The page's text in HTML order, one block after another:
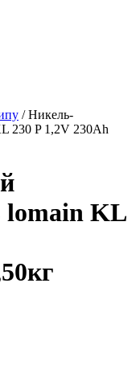
/Никель-
230 P 1,2V 230Ah
lomain KL